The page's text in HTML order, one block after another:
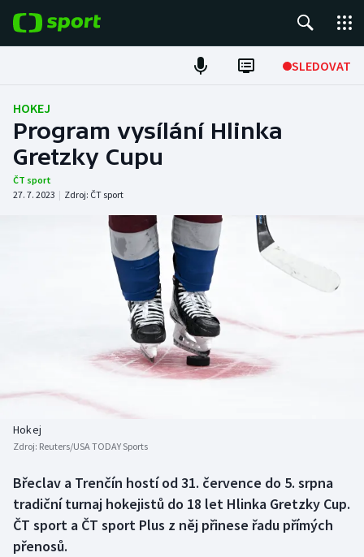
SLEDOVAT
Fotbal
Hokej
Tenis
Baseball a softbal
Biatlon
Boby a skeleton
Box
Historické návraty
Aplikace ČT sport
AZ kvíz
HOKEJ
Program vysílání Hlinka
Gretzky Cupu
ČT sport
27. 7. 2023 | Zdroj: ČT sport
Hokej
Zdroj: Reuters/USA TODAY Sports
Břeclav a Trenčín hostí od 31. července do 5. srpna
tradiční turnaj hokejistů do 18 let Hlinka Gretzky Cup.
ČT sport a ČT sport Plus z něj přinese řadu přímých
přenosů.